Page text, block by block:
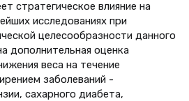
стратегическое влияние на
исследованиях при
целесообразности данного
дополнительная оценка
веса на течение
заболеваний -
сахарного диабета,